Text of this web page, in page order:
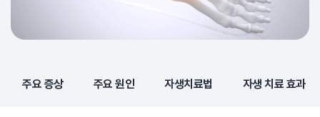
주요 증상 주요 원인 자생치료법 자생 치료 효과